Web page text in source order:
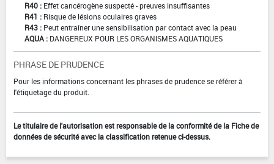
R40 : Effet cancérogène suspecté - preuves insuffisantes
R41 : Risque de lésions oculaires graves
R43 : Peut entraîner une sensibilisation par contact avec la peau
AQUA : DANGEREUX POUR LES ORGANISMES AQUATIQUES
PHRASE DE PRUDENCE
Pour les informations concernant les phrases de prudence se référer à
l'étiquetage du produit.
Le titulaire de l'autorisation est responsable de la conformité de la Fiche de
données de sécurité avec la classification retenue ci-dessus.